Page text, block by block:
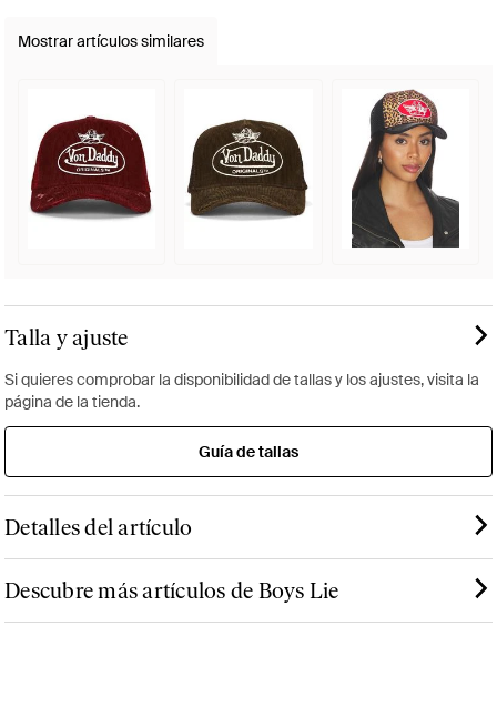
Mostrar artículos similares
Talla y ajuste
Si quieres comprobar la disponibilidad de tallas y los ajustes, visita la
página de la tienda.
Guía de tallas
Detalles del artículo
Descubre más artículos de Boys Lie